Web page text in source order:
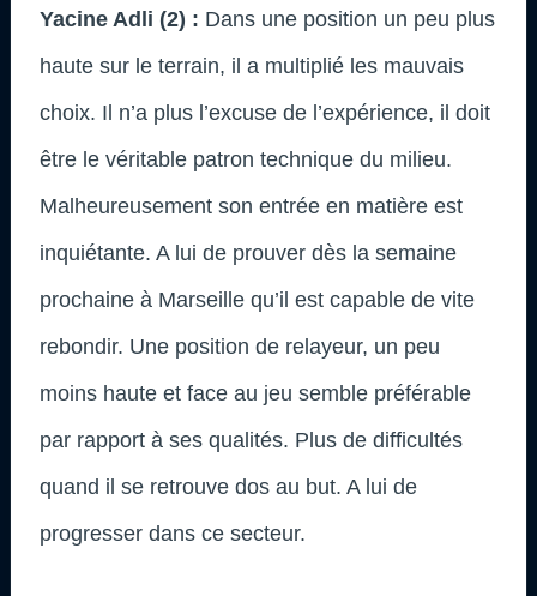
Yacine Adli (2) : Dans une position un peu plus
haute sur le terrain, il a multiplié les mauvais
choix. Il n’a plus l’excuse de l’expérience, il doit
être le véritable patron technique du milieu.
Malheureusement son entrée en matière est
inquiétante. A lui de prouver dès la semaine
prochaine à Marseille qu’il est capable de vite
rebondir. Une position de relayeur, un peu
moins haute et face au jeu semble préférable
par rapport à ses qualités. Plus de difficultés
quand il se retrouve dos au but. A lui de
progresser dans ce secteur.